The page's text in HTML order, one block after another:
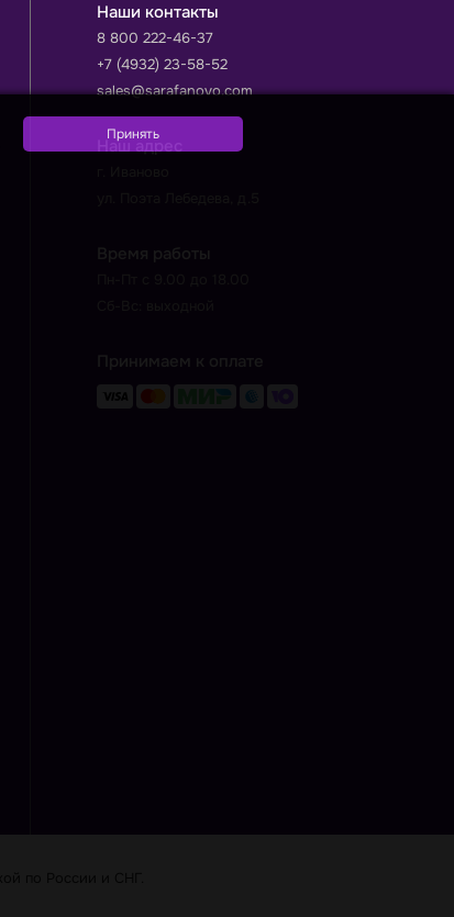
Наши контакты
8 800 222-46-37
+7 (4932) 23-58-52
sales@sarafanovo.com
Наш адрес
Время работы
Принимаем к оплате